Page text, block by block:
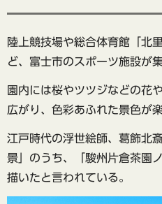
陸上競技場や総合体育館「北
ど、富士市のスポーツ施設が
園内には桜やツツジなどの花
広がり、色彩あふれた景色が楽
江戸時代の浮世絵師、葛飾北
景」のうち、「駿州片倉茶園
描いたと言われている。